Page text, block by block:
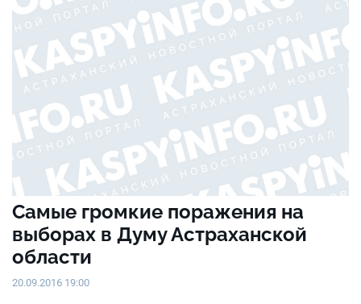
Самые громкие поражения на
выборах в Думу Астраханской
области
20.09.2016 19:00